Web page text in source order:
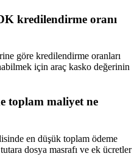
kredilendirme oranı
göre kredilendirme oranları
için araç kasko değerinin
toplam maliyet ne
en düşük toplam ödeme
dosya masrafı ve ek ücretler